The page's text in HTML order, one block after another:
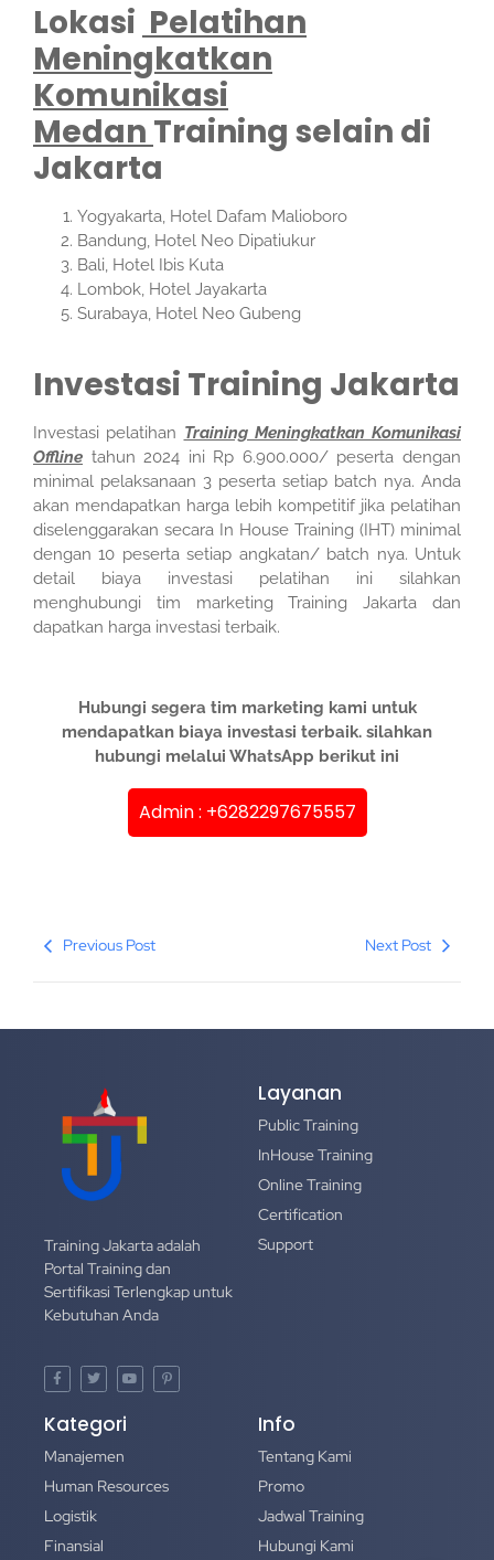
Lokasi Pelatihan
Meningkatkan
Komunikasi
Medan Training selain di
Jakarta
Yogyakarta, Hotel Dafam Malioboro
Bandung, Hotel Neo Dipatiukur
Bali, Hotel Ibis Kuta
Lombok, Hotel Jayakarta
Surabaya, Hotel Neo Gubeng
Investasi Training Jakarta
Investasi pelatihan Training Meningkatkan Komunikasi
Offline tahun 2024 ini Rp 6.900.000/ peserta dengan
minimal pelaksanaan 3 peserta setiap batch nya. Anda
akan mendapatkan harga lebih kompetitif jika pelatihan
diselenggarakan secara In House Training (IHT) minimal
dengan 10 peserta setiap angkatan/ batch nya. Untuk
detail biaya investasi pelatihan ini silahkan
menghubungi tim marketing Training Jakarta dan
dapatkan harga investasi terbaik.
Hubungi segera tim marketing kami untuk
mendapatkan biaya investasi terbaik. silahkan
hubungi melalui WhatsApp berikut ini
Admin : +6282297675557
Previous Post Next Post
Training Jakarta adalah
Portal Training dan
Sertifikasi Terlengkap untuk
Kebutuhan Anda
Layanan
Public Training
InHouse Training
Online Training
Certification
Support
Kategori
Manajemen
Human Resources
Logistik
Finansial
Info
Tentang Kami
Promo
Jadwal Training
Hubungi Kami